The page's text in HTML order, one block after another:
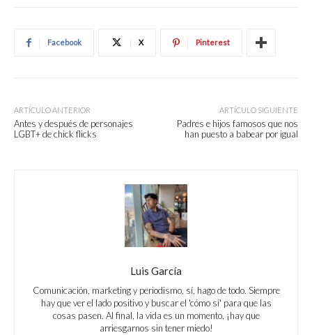
Facebook X Pinterest
ARTÍCULO ANTERIOR
Antes y después de personajes
LGBT+ de chick flicks
ARTÍCULO SIGUIENTE
Padres e hijos famosos que nos
han puesto a babear por igual
Luis García
Comunicación, marketing y periodismo, sí, hago de todo. Siempre
hay que ver el lado positivo y buscar el 'cómo sí' para que las
cosas pasen. Al final, la vida es un momento, ¡hay que
arriesgarnos sin tener miedo!